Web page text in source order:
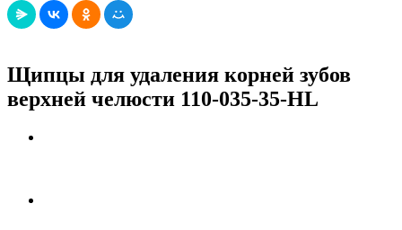
Щипцы для удаления корней зубов
верхней челюсти 110-035-35-HL